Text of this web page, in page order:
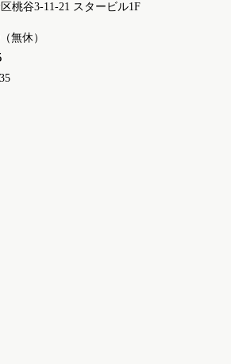
桃谷3-11-21 スタービル1F
無休）